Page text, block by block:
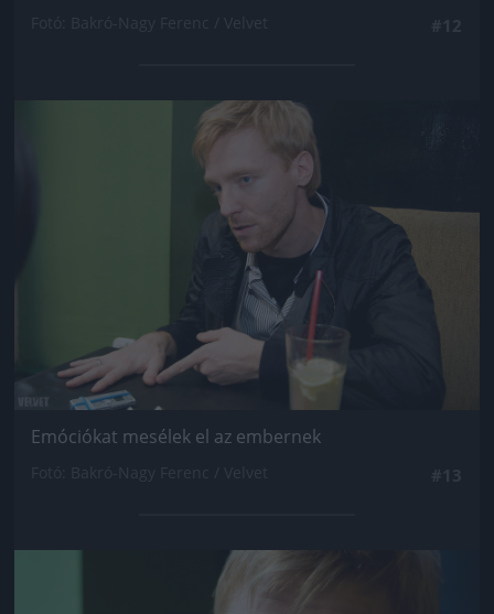
Jön még kép!
Emóciókat mesélek el az embernek
Jön még kép!